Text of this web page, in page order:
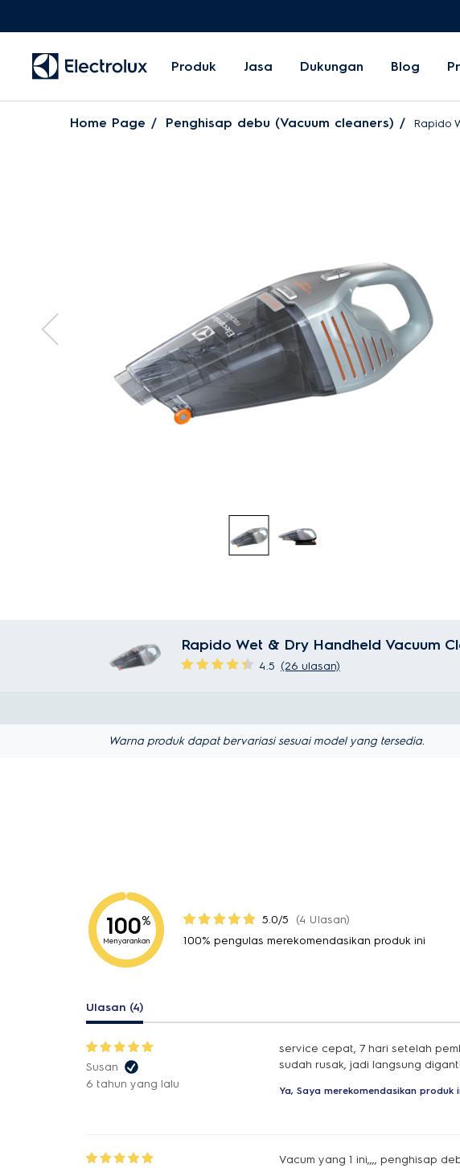
Produk Jasa Dukungan Blog
Home Page Penghisap debu (Vacuum cleaners) Rapido
Rapido Wet & Dry Handheld Vacuum
4.5 (26 ulasan)
Warna produk dapat bervariasi sesuai model yang tersedia.
100%
Menyarankan
5.0/5
(4 Ulasan)
100% pengulas merekomendasikan produk ini
Ulasan (4)
Susan
6 tahun yang lalu
service cepat, 7 hari setelah
sudah rusak, jadi langsung diganti
Ya, Saya merekomendasikan produk
Vacum yang 1 ini,,,, penghisap